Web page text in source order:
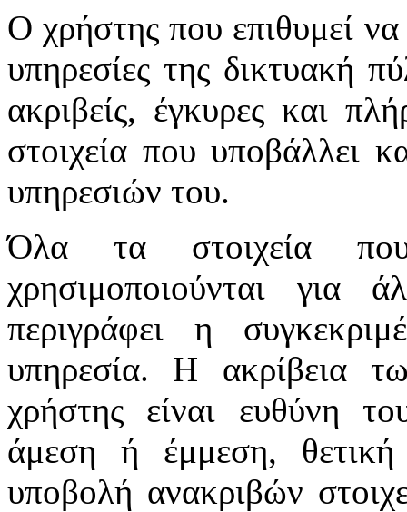
Ο χρήστης που επιθυμεί να
υπηρεσίες της δικτυακή
ακριβείς, έγκυρες και
στοιχεία που υποβάλλει
υπηρεσιών του.
Όλα τα στοιχεία
χρησιμοποιούνται
περιγράφει η
υπηρεσία. Η ακρίβεια
χρήστης είναι ευθύνη
άμεση ή έμμεση,
υποβολή ανακριβών